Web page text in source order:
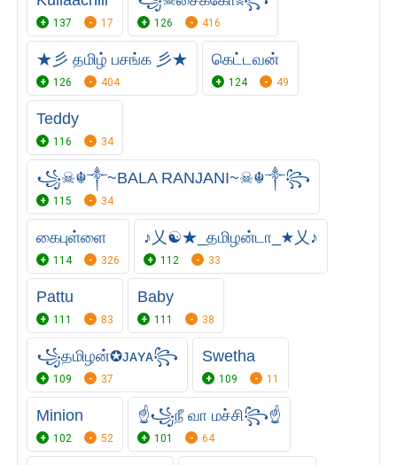
137 17 126 416
★彡 தமிழ் பசங்க 彡★
126 404
கெட்டவன்
124 49
Teddy
116 34
꧁☠︎☬༒~BALA RANJANI~☠︎☬༒꧂
115 34
கைபுள்ளை
114 326
♪乂☯★_தமிழன்டா_★乂♪
112 33
Pattu
111 83
Baby
111 38
꧁தமிழன்✪ᴊᴀʏᴀ꧂
109 37
Swetha
109 11
Minion
102 52
☝꧁நீ வா மச்சி꧂☝
101 64